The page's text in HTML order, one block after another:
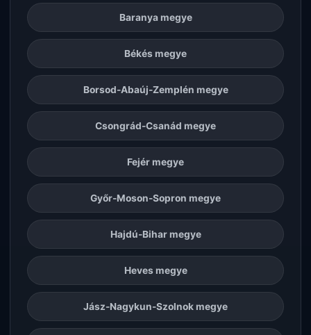
Baranya megye
Békés megye
Borsod-Abaúj-Zemplén megye
Csongrád-Csanád megye
Fejér megye
Győr-Moson-Sopron megye
Hajdú-Bihar megye
Heves megye
Jász-Nagykun-Szolnok megye